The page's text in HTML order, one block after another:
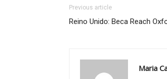
Previous article
Reino Unido: Beca Reach
Maria